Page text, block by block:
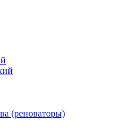
(реноваторы)